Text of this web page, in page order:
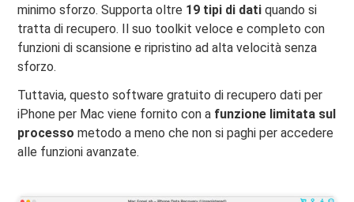
minimo sforzo. Supporta oltre 19 tipi di dati quando si
tratta di recupero. Il suo toolkit veloce e completo con
funzioni di scansione e ripristino ad alta velocità senza
sforzo.
Tuttavia, questo software gratuito di recupero dati per
iPhone per Mac viene fornito con a funzione limitata sul
processometodo a meno che non si paghi per accedere
alle funzioni avanzate.